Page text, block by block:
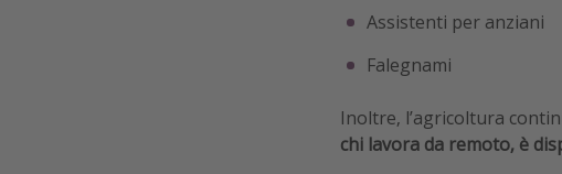
Assistenti per anziani
Falegnami
Inoltre, l’agricoltura
chi lavora da remoto, è